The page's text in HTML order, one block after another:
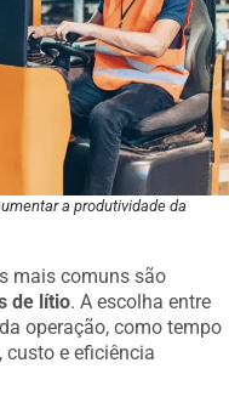
a produtividade da
mais comuns são
de lítio. A escolha entre
operação, como tempo
custo e eficiência